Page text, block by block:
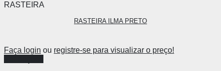
RASTEIRA
RASTEIRA ILMA PRETO
Faça login ou registre-se para visualizar o preço!